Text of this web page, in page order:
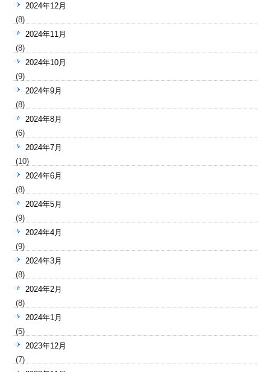
2024年12月
(8)
2024年11月
(8)
2024年10月
(9)
2024年9月
(8)
2024年8月
(6)
2024年7月
(10)
2024年6月
(8)
2024年5月
(9)
2024年4月
(9)
2024年3月
(8)
2024年2月
(8)
2024年1月
(5)
2023年12月
(7)